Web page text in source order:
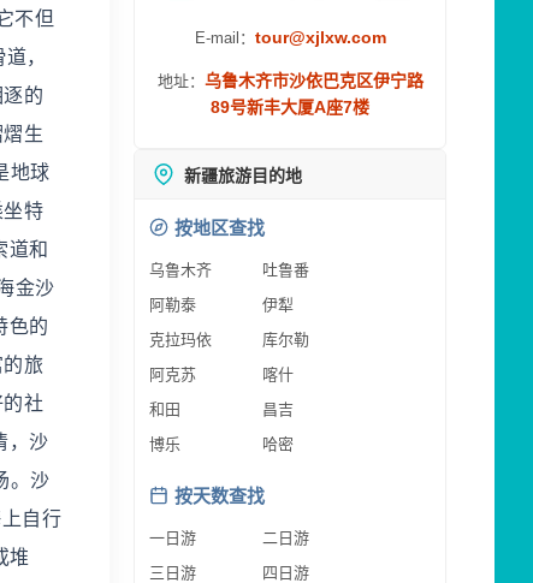
不但
，
的
生
地球
坐特
道和
金沙
色的
旅
社
，沙
。沙
自行
堆
E-mail： tour@xjlxw.com
地址： 乌鲁木齐市沙依巴克区伊宁路
89号新丰大厦A座7楼
新疆旅游目的地
按地区查找
乌鲁木齐
吐鲁番
阿勒泰
伊犁
克拉玛依
库尔勒
阿克苏
喀什
和田
昌吉
博乐
哈密
按天数查找
一日游
二日游
三日游
四日游